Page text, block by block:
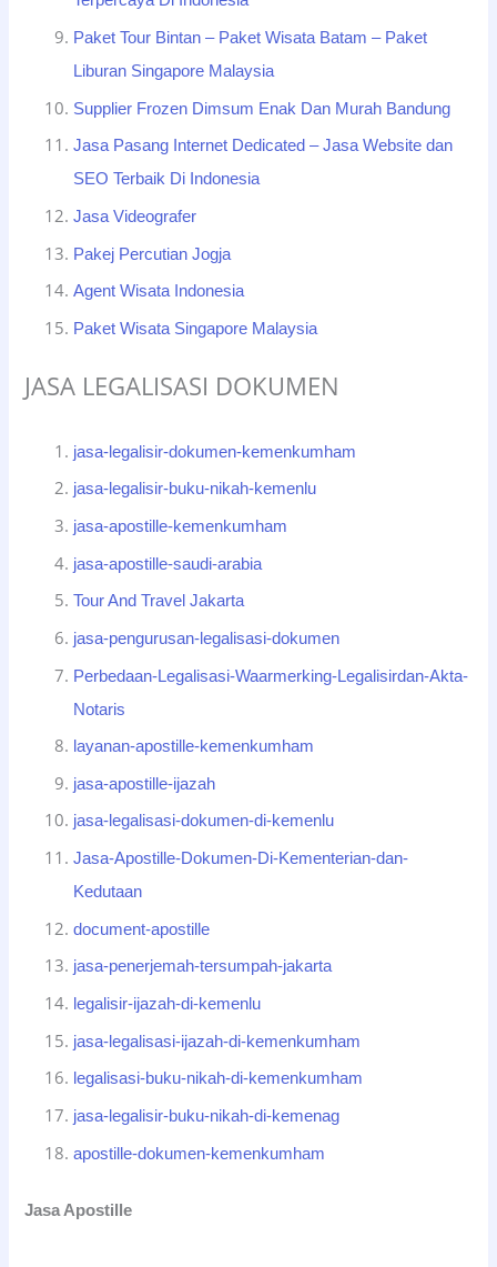
Paket Tour Bintan – Paket Wisata Batam – Paket
Liburan Singapore Malaysia
Supplier Frozen Dimsum Enak Dan Murah Bandung
Jasa Pasang Internet Dedicated – Jasa Website dan
SEO Terbaik Di Indonesia
Jasa Videografer
Pakej Percutian Jogja
Agent Wisata Indonesia
Paket Wisata Singapore Malaysia
JASA LEGALISASI DOKUMEN
jasa-legalisir-dokumen-kemenkumham
jasa-legalisir-buku-nikah-kemenlu
jasa-apostille-kemenkumham
jasa-apostille-saudi-arabia
Tour And Travel Jakarta
jasa-pengurusan-legalisasi-dokumen
Perbedaan-Legalisasi-Waarmerking-Legalisirdan-Akta-
Notaris
layanan-apostille-kemenkumham
jasa-apostille-ijazah
jasa-legalisasi-dokumen-di-kemenlu
Jasa-Apostille-Dokumen-Di-Kementerian-dan-
Kedutaan
document-apostille
jasa-penerjemah-tersumpah-jakarta
legalisir-ijazah-di-kemenlu
jasa-legalisasi-ijazah-di-kemenkumham
legalisasi-buku-nikah-di-kemenkumham
jasa-legalisir-buku-nikah-di-kemenag
apostille-dokumen-kemenkumham
Jasa Apostille